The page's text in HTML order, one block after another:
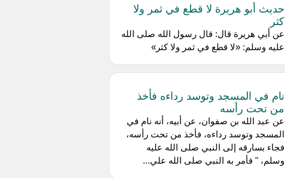
حديث أبو هريرة لا قطع في ثمر ولا
كثر
عن أبي هريرة قال: قال رسول الله صلى الله
عليه وسلم: «لا قطع في ثمر ولا كثر»
نام في المسجد وتوسد رداءه فأخذ
من تحت رأسه
عن عبد الله بن صفوان، عن أبيه، أنه نام في
المسجد وتوسد رداءه، فأخذ من تحت رأسه،
فجاء بسارقه إلى النبي صلى الله عليه
وسلم، " فأمر به النبي صلى الله علي...